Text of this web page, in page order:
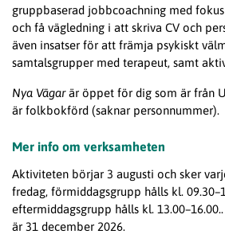
gruppbaserad jobbcoachning med
och få vägledning i att skriva CV och
även insatser för att främja psykiskt
samtalsgrupper med terapeut, samt
Nya Vägarär öppet för dig som är från
är folkbokförd (saknar personnummer).
Mer info om verksamheten
Aktiviteten börjar 3 augusti och sker
fredag, förmiddagsgrupp hålls kl.
eftermiddagsgrupp hålls kl.
är 31 december 2026.